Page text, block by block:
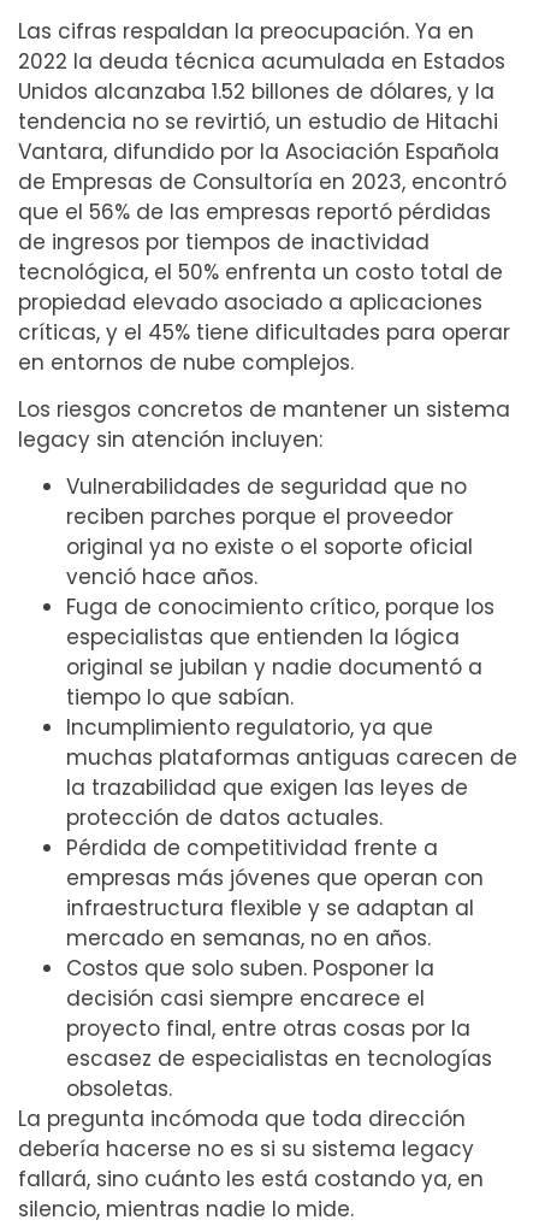
Las cifras respaldan la preocupación. Ya en
2022 la deuda técnica acumulada en Estados
Unidos alcanzaba 1.52 billones de dólares, y la
tendencia no se revirtió, un estudio de Hitachi
Vantara, difundido por la Asociación Española
de Empresas de Consultoría en 2023, encontró
que el 56% de las empresas reportó pérdidas
de ingresos por tiempos de inactividad
tecnológica, el 50% enfrenta un costo total de
propiedad elevado asociado a aplicaciones
críticas, y el 45% tiene dificultades para operar
en entornos de nube complejos.
Los riesgos concretos de mantener un sistema
legacy sin atención incluyen:
Vulnerabilidades de seguridad que no
reciben parches porque el proveedor
original ya no existe o el soporte oficial
venció hace años.
Fuga de conocimiento crítico, porque los
especialistas que entienden la lógica
original se jubilan y nadie documentó a
tiempo lo que sabían.
Incumplimiento regulatorio, ya que
muchas plataformas antiguas carecen de
la trazabilidad que exigen las leyes de
protección de datos actuales.
Pérdida de competitividad frente a
empresas más jóvenes que operan con
infraestructura flexible y se adaptan al
mercado en semanas, no en años.
Costos que solo suben. Posponer la
decisión casi siempre encarece el
proyecto final, entre otras cosas por la
escasez de especialistas en tecnologías
obsoletas.
La pregunta incómoda que toda dirección
debería hacerse no es si su sistema legacy
fallará, sino cuánto les está costando ya, en
silencio, mientras nadie lo mide.